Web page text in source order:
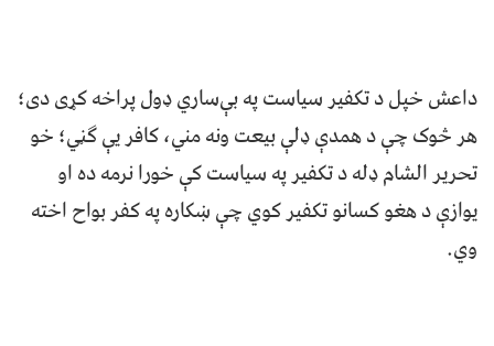
داعش خپل د تکفیر سیاست په بې‌ساري ډول پراخه کړی دی؛
هر څوک چې د همدې ډلې بیعت ونه مني، کافر يې ګڼي؛ خو
تحریر الشام ډله د تکفیر په سیاست کې خورا نرمه ده او
یوازې د هغو کسانو تکفیر کوي چې ښکاره په کفر بواح اخته
وي.